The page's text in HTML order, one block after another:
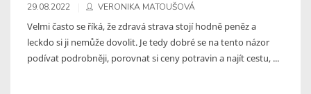
29.08.2022 VERONIKA MATOUŠOVÁ
Velmi často se říká, že zdravá strava stojí hodně peněz a
leckdo si ji nemůže dovolit. Je tedy dobré se na tento názor
podívat podrobněji, porovnat si ceny potravin a najít cestu, ...